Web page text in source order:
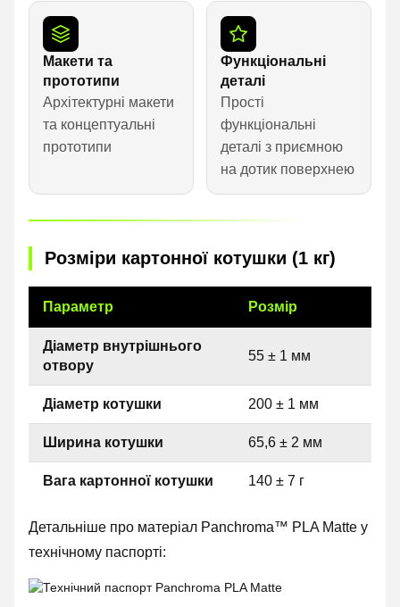
Макети та
прототипи
Архітектурні макети
та концептуальні
прототипи
Функціональні
деталі
Прості
функціональні
деталі з приємною
на дотик поверхнею
Розміри картонної котушки (1 кг)
Параметр Розмір
Діаметр внутрішнього
отвору
55 ± 1 мм
Діаметр котушки 200 ± 1 мм
Ширина котушки 65,6 ± 2 мм
Вага картонної котушки 140 ± 7 г
Детальніше про матеріал Panchroma™ PLA Matte у
технічному паспорті: